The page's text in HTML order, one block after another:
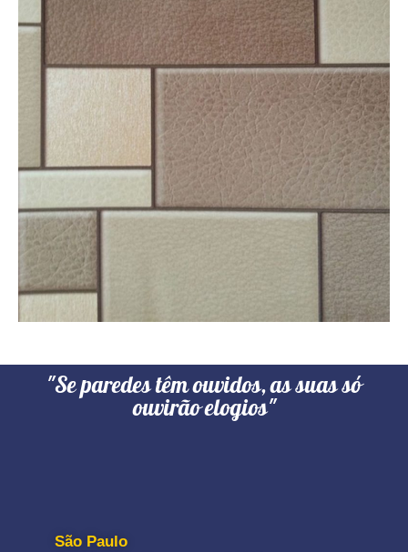
"Se paredes têm ouvidos, as suas só
ouvirão elogios"
São Paulo